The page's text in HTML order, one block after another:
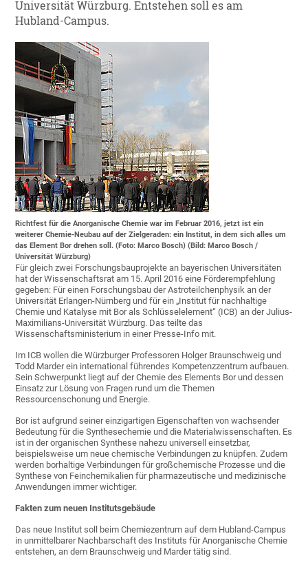
Universität Würzburg. Entstehen soll es am
Hubland-Campus.
Richtfest für die Anorganische Chemie war im Februar 2016, jetzt ist ein
weiterer Chemie-Neubau auf der Zielgeraden: ein Institut, in dem sich alles um
das Element Bor drehen soll. (Foto: Marco Bosch) (Bild: Marco Bosch /
Universität Würzburg)
Für gleich zwei Forschungsbauprojekte an bayerischen Universitäten
hat der Wissenschaftsrat am 15. April 2016 eine Förderempfehlung
gegeben: Für einen Forschungsbau der Astroteilchenphysik an der
Universität Erlangen-Nürnberg und für ein „Institut für nachhaltige
Chemie und Katalyse mit Bor als Schlüsselelement“ (ICB) an der Julius-
Maximilians-Universität Würzburg. Das teilte das
Wissenschaftsministerium in einer Presse-Info mit.
Im ICB wollen die Würzburger Professoren Holger Braunschweig und
Todd Marder ein international führendes Kompetenzzentrum aufbauen.
Sein Schwerpunkt liegt auf der Chemie des Elements Bor und dessen
Einsatz zur Lösung von Fragen rund um die Themen
Ressourcenschonung und Energie.
Bor ist aufgrund seiner einzigartigen Eigenschaften von wachsender
Bedeutung für die Synthesechemie und die Materialwissenschaften. Es
ist in der organischen Synthese nahezu universell einsetzbar,
beispielsweise um neue chemische Verbindungen zu knüpfen. Zudem
werden borhaltige Verbindungen für großchemische Prozesse und die
Synthese von Feinchemikalien für pharmazeutische und medizinische
Anwendungen immer wichtiger.
Fakten zum neuen Institutsgebäude
Das neue Institut soll beim Chemiezentrum auf dem Hubland-Campus
in unmittelbarer Nachbarschaft des Instituts für Anorganische Chemie
entstehen, an dem Braunschweig und Marder tätig sind.